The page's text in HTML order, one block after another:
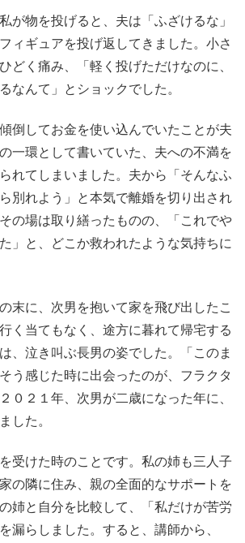
が物を投げると、夫は「ふざけるな」
ィギュアを投げ返してきました。小さ
どく痛み、「軽く投げただけなのに、
なんて」とショックでした。
倒してお金を使い込んでいたことが夫
一環として書いていた、夫への不満を
れてしまいました。夫から「そんなふ
別れよう」と本気で離婚を切り出され
の場は取り繕ったものの、「これでや
」と、どこか救われたような気持ちに
末に、次男を抱いて家を飛び出したこ
く当てもなく、途方に暮れて帰宅する
、泣き叫ぶ長男の姿でした。「このま
う感じた時に出会ったのが、フラクタ
０２１年、次男が二歳になった年に、
した。
受けた時のことです。私の姉も三人子
の隣に住み、親の全面的なサポートを
姉と自分を比較して、「私だけが苦労
漏らしました。すると、講師から、